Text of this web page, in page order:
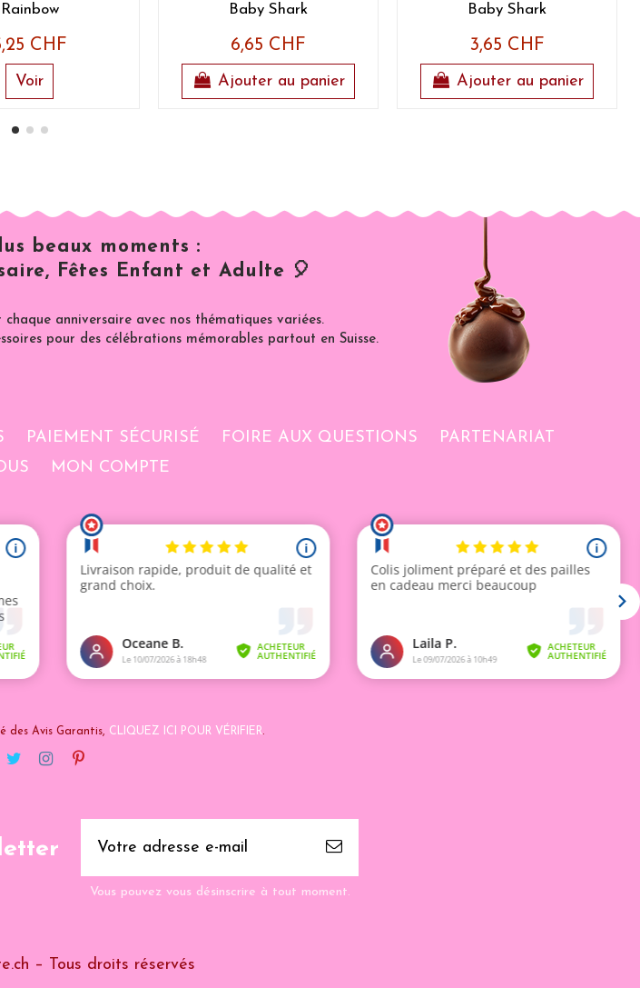
Rainbow
CHF
Voir
Baby Shark
6,65 CHF
Ajouter au panier
Baby Shark
3,65 CHF
Ajouter au panier
beaux moments :
Fêtes Enfant et Adulte 🎈
anniversaire avec nos thématiques variées.
pour des célébrations mémorables partout en Suisse.
PAIEMENT SÉCURISÉ FOIRE AUX QUESTIONS
PARTENARIAT
MON COMPTE
des Avis Garantis, CLIQUEZ ICI POUR VÉRIFIER.
Vous pouvez vous désinscrire à tout moment.
– Tous droits réservés